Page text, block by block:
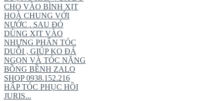
CHO VÀO BÌNH XỊT
HOÀ CHUNG VỚI
NƯỚC . SAU ĐÓ
DÙNG XỊT VÀO
NHƯNG PHẨN TÓC
DUỖI , GIÚP KO ĐÁ
NGỌN VÀ TÓC NẶNG
BỒNG BỀNH ZALO
SHOP 0938.152.216
HẤP TÓC PHỤC HỒI
JURIS...